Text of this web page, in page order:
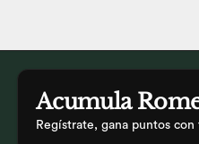
Acumula
Regístrate, gana puntos